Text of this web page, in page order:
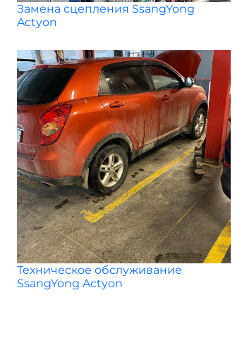
Замена сцепления SsangYong
Actyon
Техническое обслуживание
SsangYong Actyon